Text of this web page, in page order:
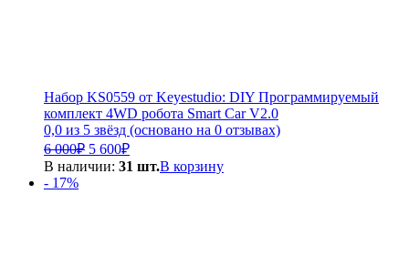
Набор KS0559 от Keyestudio: DIY Программируемый
комплект 4WD робота Smart Car V2.0
0,0 из 5 звёзд (основано на 0 отзывах)
6 000₽ Первоначальная
цена
5 600₽Текущая
цена:
В наличии: 31 шт.В корзину
- 17%